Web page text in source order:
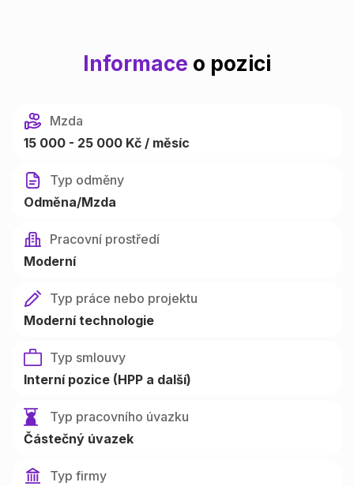
Informace o pozici
Mzda
15 000 - 25 000 Kč / měsíc
Typ odměny
Odměna/Mzda
Pracovní prostředí
Moderní
Typ práce nebo projektu
Moderní technologie
Typ smlouvy
Interní pozice (HPP a další)
Typ pracovního úvazku
Částečný úvazek
Typ firmy